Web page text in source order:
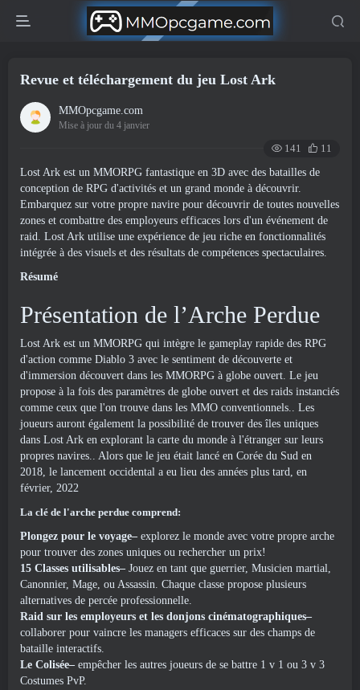
Revue et téléchargement du jeu Lost Ark
MMOpcgame.com
Mise à jour du 4 janvier
141
11
Lost Ark est un MMORPG fantastique en 3D avec des batailles de
conception de RPG d'activités et un grand monde à découvrir.
Embarquez sur votre propre navire pour découvrir de toutes nouvelles
zones et combattre des employeurs efficaces lors d'un événement de
raid. Lost Ark utilise une expérience de jeu riche en fonctionnalités
intégrée à des visuels et des résultats de compétences spectaculaires.
Résumé
Présentation de l’Arche Perdue
Lost Ark est un MMORPG qui intègre le gameplay rapide des RPG
d'action comme Diablo 3 avec le sentiment de découverte et
d'immersion découvert dans les MMORPG à globe ouvert. Le jeu
propose à la fois des paramètres de globe ouvert et des raids instanciés
comme ceux que l'on trouve dans les MMO conventionnels.. Les
joueurs auront également la possibilité de trouver des îles uniques
dans Lost Ark en explorant la carte du monde à l'étranger sur leurs
propres navires.. Alors que le jeu était lancé en Corée du Sud en
2018, le lancement occidental a eu lieu des années plus tard, en
février, 2022
La clé de l'arche perdue comprend:
Plongez pour le voyage– explorez le monde avec votre propre arche
pour trouver des zones uniques ou rechercher un prix!
15 Classes utilisables– Jouez en tant que guerrier, Musicien martial,
Canonnier, Mage, ou Assassin. Chaque classe propose plusieurs
alternatives de percée professionnelle.
Raid sur les employeurs et les donjons cinématographiques–
collaborer pour vaincre les managers efficaces sur des champs de
bataille interactifs.
Le Colisée– empêcher les autres joueurs de se battre 1 v 1 ou 3 v 3
Costumes PvP.